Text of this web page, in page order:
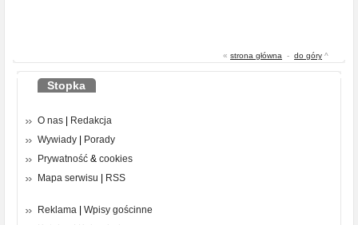
« strona główna - do góry ^
Stopka
O nas | Redakcja
Wywiady | Porady
Prywatność & cookies
Mapa serwisu | RSS
Reklama | Wpisy gościnne